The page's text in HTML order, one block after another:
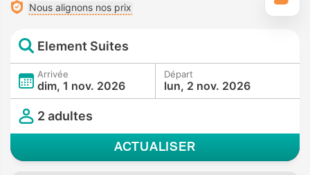
Nous alignons nos prix
Element Suites
Arrivée
dim, 1 nov. 2026
Départ
lun, 2 nov. 2026
2 adultes
ACTUALISER